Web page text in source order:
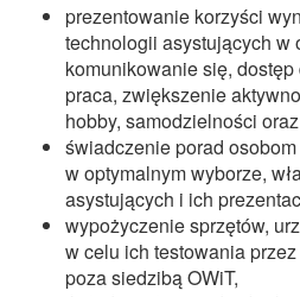
prezentowanie korzyści
technologii asystujących w
komunikowanie się,
praca, zwiększenie
hobby, samodzielności
świadczenie porad
w optymalnym wyborze,
asystujących i ich
wypożyczenie sprzętów,
w celu ich testowania
poza siedzibą OWiT,